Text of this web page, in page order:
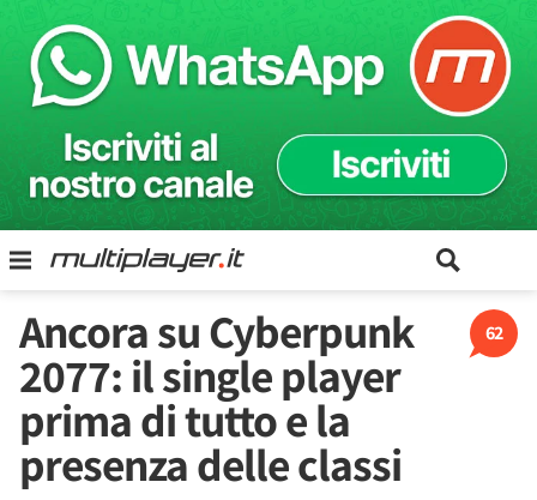
62
Ancora su Cyberpunk
2077: il single player
prima di tutto e la
presenza delle classi